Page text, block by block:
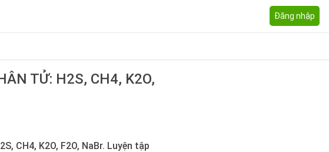
Đăng nhập
TỬ: H2S, CH4, K2O,
CH4, K2O, F2O, NaBr. Luyện tập